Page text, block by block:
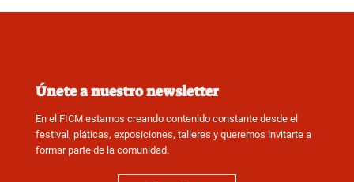
Únete a nuestro newsletter
En el FICM estamos creando contenido constante desde el
festival, pláticas, exposiciones, talleres y queremos invitarte a
formar parte de la comunidad.